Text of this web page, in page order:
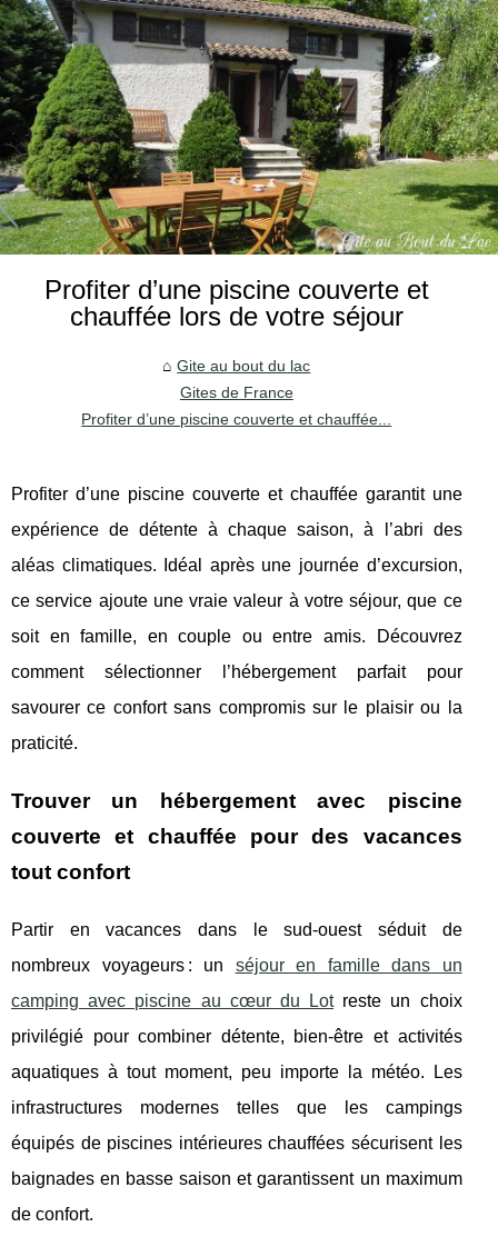
Profiter d’une piscine couverte et
chauffée lors de votre séjour
Gite au bout du lac
Gites de France
Profiter d’une piscine couverte et chauffée...
Profiter d’une piscine couverte et chauffée garantit une
expérience de détente à chaque saison, à l’abri des
aléas climatiques. Idéal après une journée d’excursion,
ce service ajoute une vraie valeur à votre séjour, que ce
soit en famille, en couple ou entre amis. Découvrez
comment sélectionner l’hébergement parfait pour
savourer ce confort sans compromis sur le plaisir ou la
praticité.
Trouver un hébergement avec piscine
couverte et chauffée pour des vacances
tout confort
Partir en vacances dans le sud-ouest séduit de
nombreux voyageurs : un séjour en famille dans un
camping avec piscine au cœur du Lotreste un choix
privilégié pourcombiner détente, bien-être et activités
aquatiques à tout moment, peu importe la météo. Les
infrastructures modernes telles que les campings
équipés de piscines intérieures chauffées sécurisent les
baignades en basse saison et garantissent un maximum
de confort.